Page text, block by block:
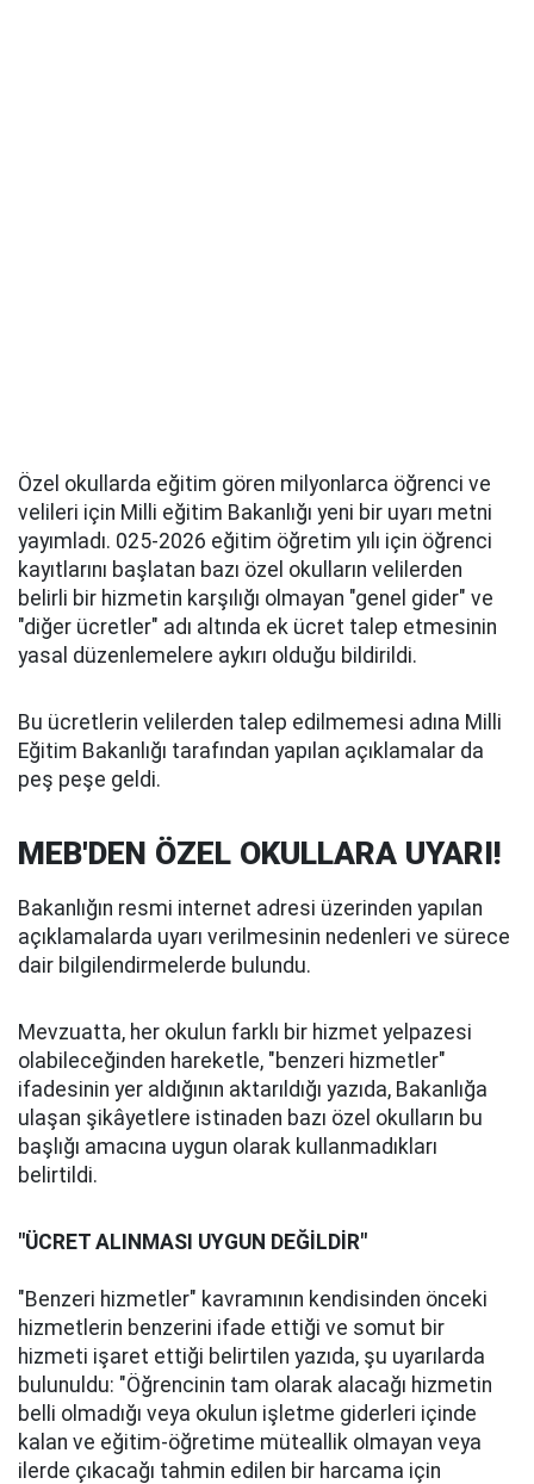
Özel okullarda eğitim gören milyonlarca öğrenci ve
velileri için Milli eğitim Bakanlığı yeni bir uyarı metni
yayımladı. 025-2026 eğitim öğretim yılı için öğrenci
kayıtlarını başlatan bazı özel okulların velilerden
belirli bir hizmetin karşılığı olmayan "genel gider" ve
"diğer ücretler" adı altında ek ücret talep etmesinin
yasal düzenlemelere aykırı olduğu bildirildi.
Bu ücretlerin velilerden talep edilmemesi adına Milli
Eğitim Bakanlığı tarafından yapılan açıklamalar da
peş peşe geldi.
MEB'DEN ÖZEL OKULLARA UYARI!
Bakanlığın resmi internet adresi üzerinden yapılan
açıklamalarda uyarı verilmesinin nedenleri ve sürece
dair bilgilendirmelerde bulundu.
Mevzuatta, her okulun farklı bir hizmet yelpazesi
olabileceğinden hareketle, "benzeri hizmetler"
ifadesinin yer aldığının aktarıldığı yazıda, Bakanlığa
ulaşan şikâyetlere istinaden bazı özel okulların bu
başlığı amacına uygun olarak kullanmadıkları
belirtildi.
"ÜCRET ALINMASI UYGUN DEĞİLDİR"
"Benzeri hizmetler" kavramının kendisinden önceki
hizmetlerin benzerini ifade ettiği ve somut bir
hizmeti işaret ettiği belirtilen yazıda, şu uyarılarda
bulunuldu: "Öğrencinin tam olarak alacağı hizmetin
belli olmadığı veya okulun işletme giderleri içinde
kalan ve eğitim-öğretime müteallik olmayan veya
ilerde çıkacağı tahmin edilen bir harcama için